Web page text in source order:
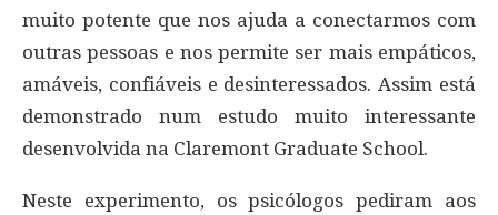
muito potente que nos ajuda a conectarmos com
outras pessoas e nos permite ser mais empáticos,
amáveis, confiáveis e desinteressados. Assim está
demonstrado num estudo muito interessante
desenvolvida na Claremont Graduate School.
Neste experimento, os psicólogos pediram aos